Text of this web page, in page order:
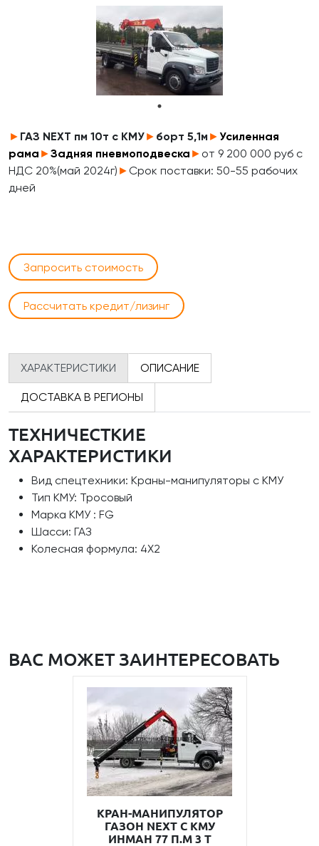
► ГАЗ NEXT пм 10т c КМУ► борт 5,1м ► Усиленная
рама ►Задняя пневмоподвеска ► от 9 200 000 руб с
НДС 20%(май 2024г) ► Срок поставки: 50-55 рабочих
дней
Запросить стоимость
Рассчитать кредит/лизинг
ХАРАКТЕРИСТИКИ ОПИСАНИЕ
ДОСТАВКА В РЕГИОНЫ
ТЕХНИЧЕСТКИЕ
ХАРАКТЕРИСТИКИ
Вид спецтехники: Краны-манипуляторы с КМУ
Тип КМУ: Тросовый
Марка КМУ : FG
Шасси: ГАЗ
Колесная формула: 4Х2
ВАС МОЖЕТ ЗАИНТЕРЕСОВАТЬ
КРАН-МАНИПУЛЯТОР
ГАЗОН NEXT С КМУ
ИНМАН 77 П.М 3 Т